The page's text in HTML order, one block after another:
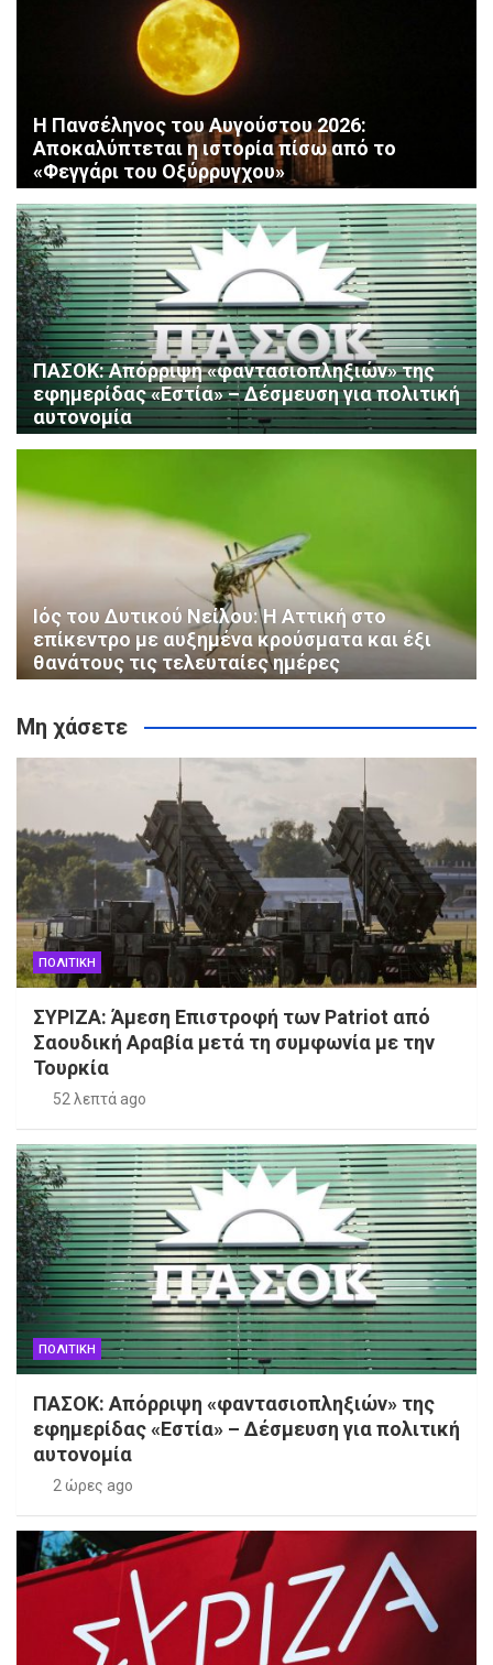
Η Πανσέληνος του Αυγούστου 2026:
Αποκαλύπτεται η ιστορία πίσω από το
«Φεγγάρι του Οξύρρυγχου»
ΠΑΣΟΚ: Απόρριψη «φαντασιοπληξιών» της
εφημερίδας «Εστία» – Δέσμευση για πολιτική
αυτονομία
Ιός του Δυτικού Νείλου: Η Αττική στο
επίκεντρο με αυξημένα κρούσματα και έξι
θανάτους τις τελευταίες ημέρες
Μη χάσετε
ΠΟΛΙΤΙΚΗ
ΣΥΡΙΖΑ: Άμεση Επιστροφή των Patriot από
Σαουδική Αραβία μετά τη συμφωνία με την
Τουρκία
52 λεπτά ago
ΠΟΛΙΤΙΚΗ
ΠΑΣΟΚ: Απόρριψη «φαντασιοπληξιών» της
εφημερίδας «Εστία» – Δέσμευση για πολιτική
αυτονομία
2 ώρες ago